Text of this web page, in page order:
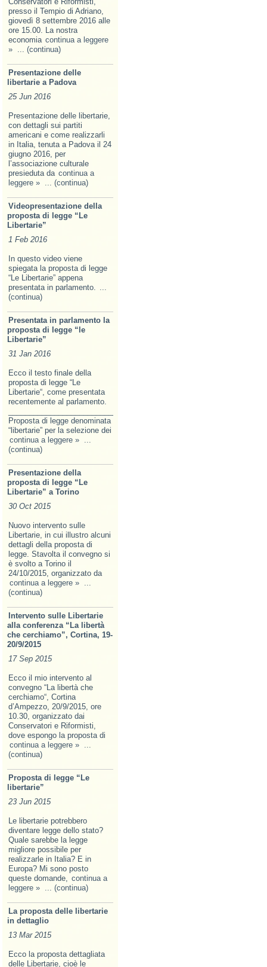
presso il Tempio di Adriano,
giovedì 8 settembre 2016 alle
ore 15.00. La nostra
economia continua a leggere
» ... (continua)
Presentazione delle
libertarie a Padova
25 Jun 2016
Presentazione delle libertarie,
con dettagli sui partiti
americani e come realizzarli
in Italia, tenuta a Padova il 24
giugno 2016, per
l’associazione culturale
presieduta da continua a
leggere » ... (continua)
Videopresentazione della
proposta di legge “Le
Libertarie”
1 Feb 2016
In questo video viene
spiegata la proposta di legge
“Le Libertarie” appena
presentata in parlamento. ...
(continua)
Presentata in parlamento la
proposta di legge “le
Libertarie”
31 Jan 2016
Ecco il testo finale della
proposta di legge “Le
Libertarie“, come presentata
recentemente al parlamento.
Proposta di legge denominata
“libertarie” per la selezione dei
continua a leggere » ...
(continua)
Presentazione della
proposta di legge “Le
Libertarie” a Torino
30 Oct 2015
Nuovo intervento sulle
Libertarie, in cui illustro alcuni
dettagli della proposta di
legge. Stavolta il convegno si
è svolto a Torino il
24/10/2015, organizzato da
continua a leggere » ...
(continua)
Intervento sulle Libertarie
alla conferenza “La libertà
che cerchiamo”, Cortina, 19-
20/9/2015
17 Sep 2015
Ecco il mio intervento al
convegno “La libertà che
cerchiamo“, Cortina
d’Ampezzo, 20/9/2015, ore
10.30, organizzato dai
Conservatori e Riformisti,
dove espongo la proposta di
continua a leggere » ...
(continua)
Proposta di legge “Le
libertarie”
23 Jun 2015
Le libertarie potrebbero
diventare legge dello stato?
Quale sarebbe la legge
migliore possibile per
realizzarle in Italia? E in
Europa? Mi sono posto
queste domande, continua a
leggere » ... (continua)
La proposta delle libertarie
in dettaglio
13 Mar 2015
Ecco la proposta dettagliata
delle Libertarie, cioè le